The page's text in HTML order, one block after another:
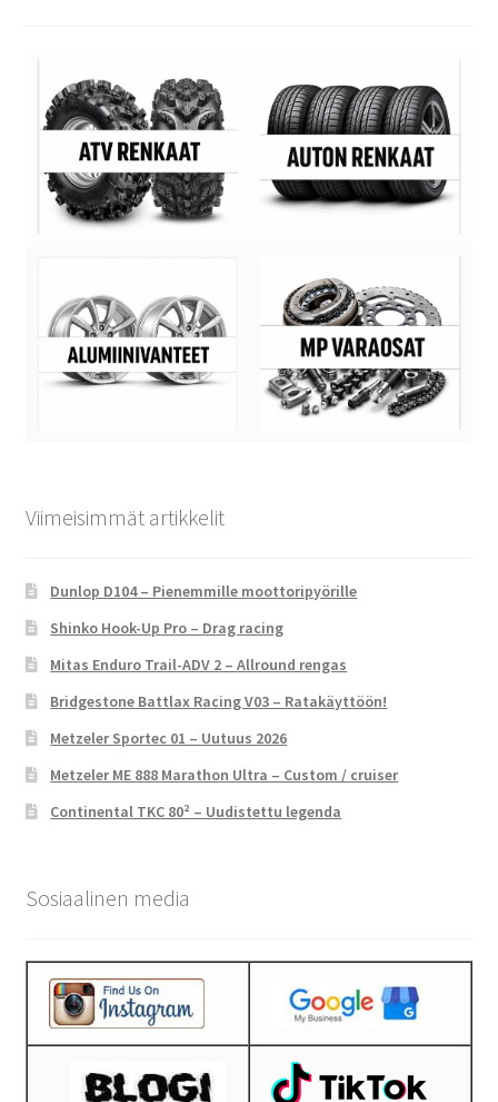
Viimeisimmät artikkelit
Dunlop D104 – Pienemmille moottoripyörille
Shinko Hook-Up Pro – Drag racing
Mitas Enduro Trail-ADV 2 – Allround rengas
Bridgestone Battlax Racing V03 – Ratakäyttöön!
Metzeler Sportec 01 – Uutuus 2026
Metzeler ME 888 Marathon Ultra – Custom / cruiser
Continental TKC 80² – Uudistettu legenda
Sosiaalinen media